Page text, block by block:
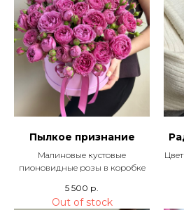
Пылкое признание
Малиновые кустовые
пионовидные розы в коробке
5 500 р.
Out of stock